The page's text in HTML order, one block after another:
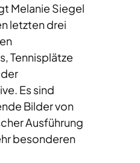
Melanie Siegel
letzten drei
Tennisplätze
Es sind
Bilder von
Ausführung
besonderen